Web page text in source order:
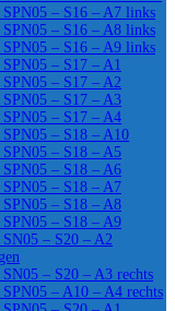
– S16 – A7 links
– S16 – A8 links
– S16 – A9 links
– S17 – A1
– S17 – A2
– S17 – A3
– S17 – A4
– S18 – A10
– S18 – A5
– S18 – A6
– S18 – A7
– S18 – A8
– S18 – A9
– S20 – A2
– S20 – A3 rechts
– A10 – A4 rechts